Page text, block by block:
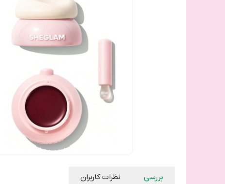
بررسی نظرات کاربران